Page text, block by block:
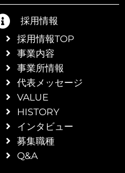
採用情報
採用情報TOP
事業内容
事業所情報
代表メッセージ
VALUE
HISTORY
インタビュー
募集職種
Q&A